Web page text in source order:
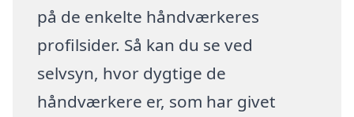
på de enkelte håndværkeres
profilsider. Så kan du se ved
selvsyn, hvor dygtige de
håndværkere er, som har givet